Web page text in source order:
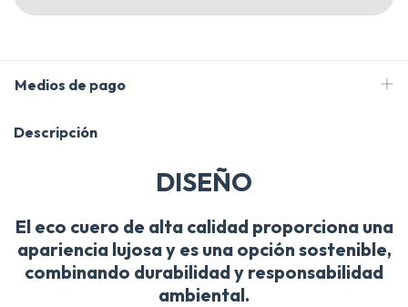
Medios de pago
Descripción
DISEÑO
El eco cuero de alta calidad proporciona una
apariencia lujosa y es una opción sostenible,
combinando durabilidad y responsabilidad
ambiental.